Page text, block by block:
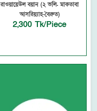
রাওয়ায়েউল বয়ান (২ ভলি. মাকতাবা
আসরিয়্যাহ-বৈরুত)
2,300 Tk/Piece